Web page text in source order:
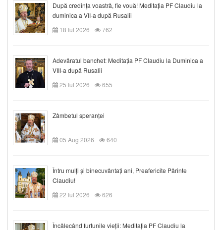
După credinţa voastră, fie vouă! Meditația PF Claudiu la
duminica a VII-a după Rusalii
18 Iul 2026
762
Adevăratul banchet: Meditația PF Claudiu la Duminica a
VIII-a după Rusalii
25 Iul 2026
655
Zâmbetul speranței
05 Aug 2026 640
Întru mulți și binecuvântați ani, Preafericite Părinte
Claudiu!
22 Iul 2026
626
Încălecând furtunile vieții: Meditația PF Claudiu la